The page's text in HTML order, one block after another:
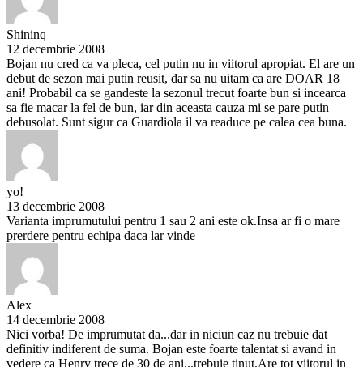
Shininq
12 decembrie 2008
Bojan nu cred ca va pleca, cel putin nu in viitorul apropiat. El are un
debut de sezon mai putin reusit, dar sa nu uitam ca are DOAR 18
ani! Probabil ca se gandeste la sezonul trecut foarte bun si incearca
sa fie macar la fel de bun, iar din aceasta cauza mi se pare putin
debusolat. Sunt sigur ca Guardiola il va readuce pe calea cea buna.
yo!
13 decembrie 2008
Varianta imprumutului pentru 1 sau 2 ani este ok.Insa ar fi o mare
prerdere pentru echipa daca lar vinde
Alex
14 decembrie 2008
Nici vorba! De imprumutat da...dar in niciun caz nu trebuie dat
definitiv indiferent de suma. Bojan este foarte talentat si avand in
vedere ca Henry trece de 30 de ani...trebuie tinut.Are tot viitorul in